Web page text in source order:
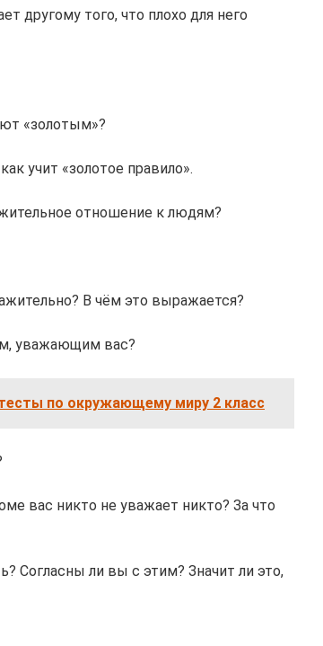
другому того, что плохо для него
«золотым»?
учит «золотое правило».
отношение к людям?
В чём это выражается?
уважающим вас?
по окружающему миру 2 класс
вас никто не уважает никто? За что
Согласны ли вы с этим? Значит ли это,